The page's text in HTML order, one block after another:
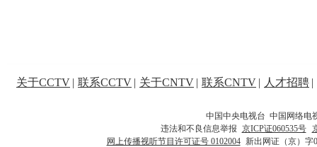
关于CCTV | 联系CCTV | 关于CNTV | 联系CNTV | 人才招聘 |
中国中央电视台 中国网络电
违法和不良信息举报 京ICP证060535号
网上传播视听节目许可证号 0102004 新出网证（京）